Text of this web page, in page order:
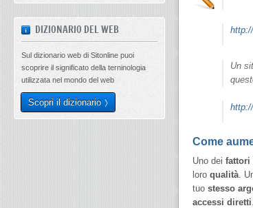
Un
Come
Uno dei fattori
loro qualità.
tuo stesso
accessi diretti.
DIZIONARIO DEL WEB
Sul dizionario web di Sitonline puoi
scoprire il significato della terninologia
utilizzata nel mondo del web
Scopri il dizionario